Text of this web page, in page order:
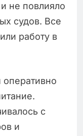
не повлияло
судов. Все
работу в
оперативно
с
и